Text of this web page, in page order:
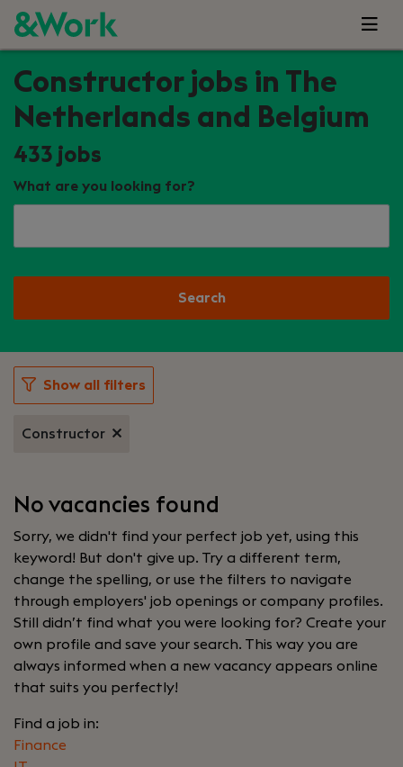
Constructor jobs in The
Netherlands and Belgium
433 jobs
What are you looking for?
Search
Show all filters
Constructor
No vacancies found
Sorry, we didn't find your perfect job yet, using this
keyword! But don't give up. Try a different term,
change the spelling, or use the filters to navigate
through employers' job openings or company profiles.
Still didn’t find what you were looking for? Create your
own profile and save your search. This way you are
always informed when a new vacancy appears online
that suits you perfectly!
Find a job in:
Finance